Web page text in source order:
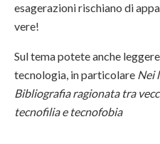
esagerazioni rischiano di
vere!
Sul tema potete anche leggere
tecnologia, in particolare Nei
Bibliografia ragionata tra
tecnofilia e tecnofobia